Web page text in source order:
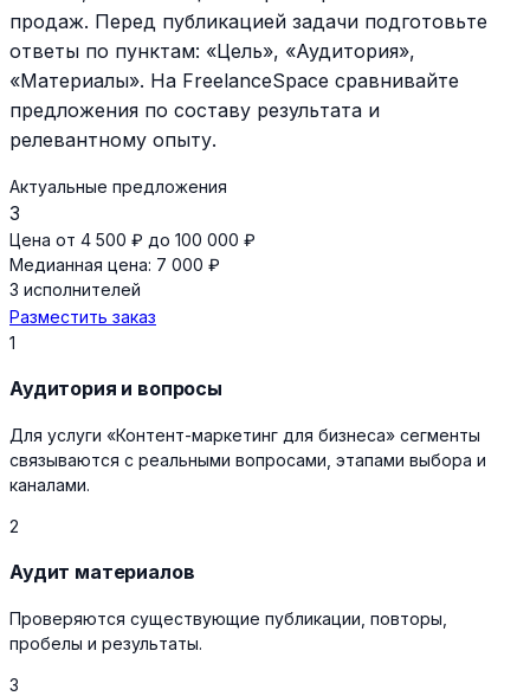
продаж. Перед публикацией задачи подготовьте
ответы по пунктам: «Цель», «Аудитория»,
«Материалы». На FreelanceSpace сравнивайте
предложения по составу результата и
релевантному опыту.
Актуальные предложения
3
Цена от 4 500 ₽ до 100 000 ₽
Медианная цена: 7 000 ₽
3 исполнителей
Разместить заказ
1
Аудитория и вопросы
Для услуги «Контент-маркетинг для бизнеса» сегменты
связываются с реальными вопросами, этапами выбора и
каналами.
2
Аудит материалов
Проверяются существующие публикации, повторы,
пробелы и результаты.
3